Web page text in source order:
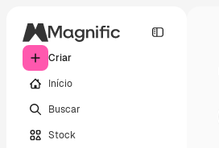
Criar
Início
Buscar
Stock